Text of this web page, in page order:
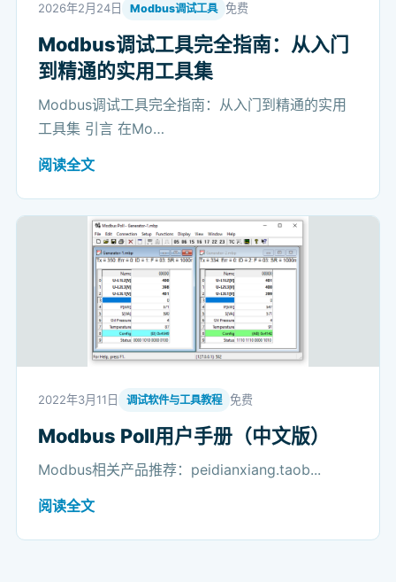
2026年2月24日 Modbus调试工具 免费
Modbus调试工具完全指南：从入门
到精通的实用工具集
Modbus调试工具完全指南：从入门到精通的实用
工具集 引言 在Mo…
阅读全文
2022年3月11日 调试软件与工具教程 免费
Modbus Poll用户手册（中文版）
Modbus相关产品推荐：peidianxiang.taob...
阅读全文